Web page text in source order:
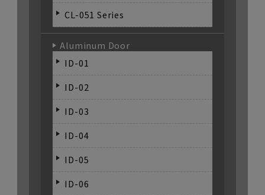
CL-051 Series
Aluminum Door
ID-01
ID-02
ID-03
ID-04
ID-05
ID-06